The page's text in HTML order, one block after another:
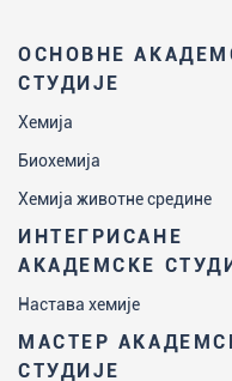
ОСНОВНЕ
СТУДИЈЕ
Хемија
Биохемија
Хемија животне средине
ИНТЕГРИСАНЕ
АКАДЕМСКЕ
Настава хемије
МАСТЕР
СТУДИЈЕ